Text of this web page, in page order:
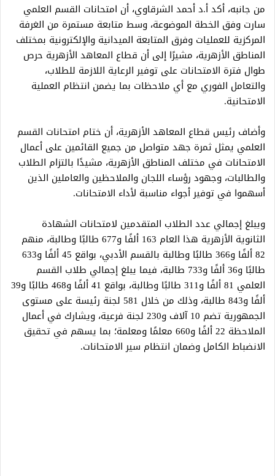
من جانبه، أكد أ.د أحمد الشرقاوي، أن امتحانات القسم العلمي
سارت وفق الخطة الموضوعة، وسط متابعة مستمرة من الغرفة
المركزية للعمليات وفرق المتابعة الميدانية والإلكترونية بمختلف
المناطق الأزهرية، مشيرًا إلى أن قطاع المعاهد الأزهرية حرص
طوال فترة الامتحانات على توفير الرعاية اللازمة للطلاب،
والتعامل الفوري مع أي ملاحظات بما يضمن انتظام العملية
الامتحانية.
وأضاف رئيس قطاع المعاهد الأزهرية، أن ختام امتحانات القسم
العلمي يمثل ثمرة جهد متواصل من جميع القائمين على أعمال
الامتحانات في مختلف المناطق الأزهرية، مشيدًا بالتزام الطلاب
والطالبات، وجهود رؤساء اللجان والملاحظين والعاملين الذين
أسهموا في توفير أجواء مناسبة لأداء الامتحانات.
ويبلغ إجمالي عدد الطلاب المتقدمين لامتحانات الشهادة
الثانوية الأزهرية هذا العام 163 ألفًا و677 طالبًا وطالبة، منهم
82 ألفًا و366 طالبًا وطالبة بالقسم الأدبي، بواقع 45 ألفًا و633
طالبًا و36 ألفًا و733 طالبة، فيما يبلغ إجمالي طلاب القسم
العلمي 81 ألفًا و311 طالبًا وطالبة، بواقع 41 ألفًا و468 طالبًا و39
ألفًا و843 طالبة، وذلك من خلال 581 لجنة رئيسة على مستوى
الجمهورية تضم 10 آلاف و230 لجنة فرعية، ويشارك في أعمال
الملاحظة 22 ألفًا و660 معلمًا ومعلمة؛ بما يسهم في تحقيق
الانضباط الكامل وضمان انتظام سير الامتحانات.